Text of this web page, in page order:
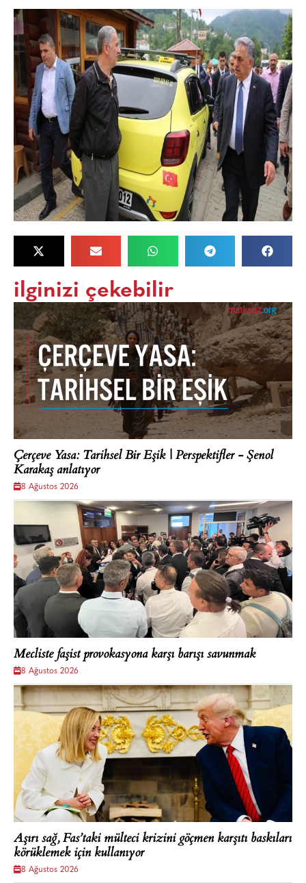
ilginizi çekebilir
Çerçeve Yasa: Tarihsel Bir Eşik | Perspektifler - Şenol
Karakaş anlatıyor
8 Ağustos 2026
Mecliste faşist provokasyona karşı barışı savunmak
8 Ağustos 2026
Aşırı sağ, Fas’taki mülteci krizini göçmen karşıtı baskıları
körüklemek için kullanıyor
8 Ağustos 2026